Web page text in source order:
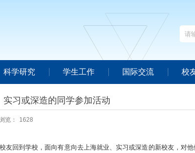
科学研究 学生工作 国际交流 校
习或深造的同学参加活动
览： 1628
回到学校，面向有意向去上海就业、实习或深造的新校友，对他